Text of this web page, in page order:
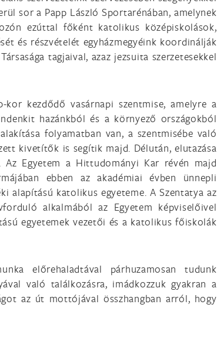
sor a Papp László Sportarénában, amelynek
ezúttal főként katolikus középiskolások,
és részvételét egyházmegyéink koordinálják
tagjaival, azaz jezsuita szerzetesekkel
kezdődő vasárnapi szentmise, amelyre a
hazánkból és a környező országokból
folyamatban van, a szentmisébe való
kivetítők is segítik majd. Délután, elutazása
Egyetem a Hittudományi Kar révén majd
ebben az akadémiai évben ünnepli
alapítású katolikus egyeteme. A Szentatya az
alkalmából az Egyetem képviselőivel
egyetemek vezetői és a katolikus főiskolák
előrehaladtával párhuzamosan tudunk
való találkozásra, imádkozzuk gyakran a
az út mottójával összhangban arról, hogy